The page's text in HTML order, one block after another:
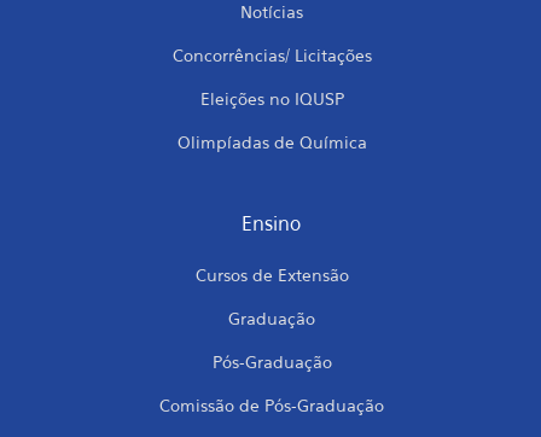
Notícias
Concorrências/ Licitações
Eleições no IQUSP
Olimpíadas de Química
Ensino
Cursos de Extensão
Graduação
Pós-Graduação
Comissão de Pós-Graduação